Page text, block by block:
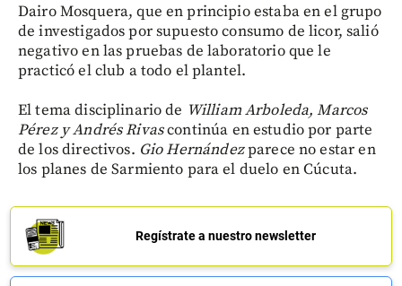
Dairo Mosquera, que en principio estaba en el grupo
de investigados por supuesto consumo de licor, salió
negativo en las pruebas de laboratorio que le
practicó el club a todo el plantel.
El tema disciplinario de William Arboleda, Marcos
Pérez y Andrés Rivascontinúa en estudio por parte
de los directivos. Gio Hernándezparece no estar en
los planes de Sarmiento para el duelo en Cúcuta.
Regístrate a nuestro newsletter